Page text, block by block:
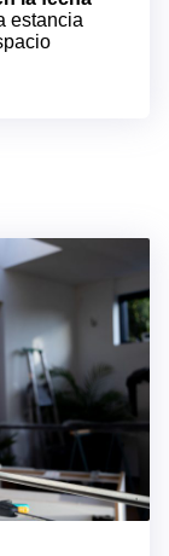
estancia